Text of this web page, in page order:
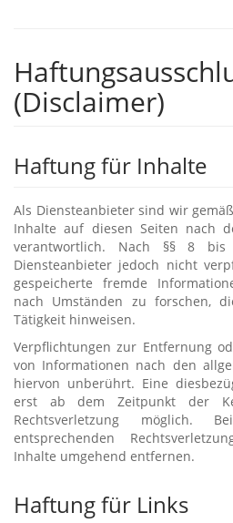
(Disclaimer)
Haftung für Inhalte
Als Diensteanbieter sind wir
Inhalte auf diesen Seiten nach
verantwortlich. Nach §§ 8
Diensteanbieter jedoch nicht
gespeicherte fremde
nach Umständen zu forschen,
Tätigkeit hinweisen.
Verpflichtungen zur Entfernung
von Informationen nach den
hiervon unberührt. Eine
erst ab dem Zeitpunkt der
Rechtsverletzung möglich.
entsprechenden
Inhalte umgehend entfernen.
Haftung für Links